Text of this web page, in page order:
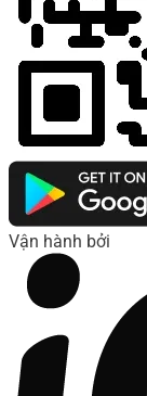
Vận hành bởi